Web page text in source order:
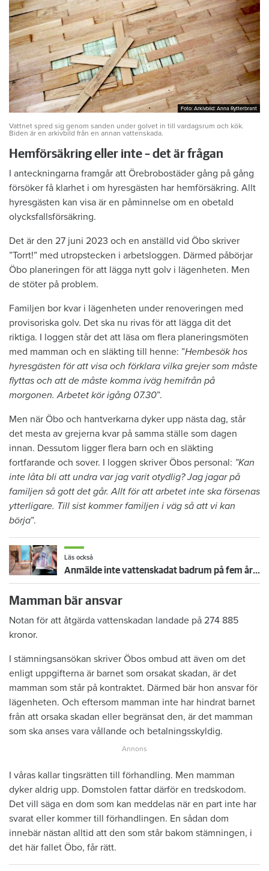
Foto: Arkivbild: Anna Rytterbrant
Foto: Arkivbild: Anna Rytterbrant
Vattnet spred sig genom sanden under golvet in till vardagsrum och kök.
Biden är en arkivbild från en annan vattenskada.
Hemförsäkring eller inte – det är frågan
I anteckningarna framgår att Örebrobostäder gång på gång
försöker få klarhet i om hyresgästen har hemförsäkring. Allt
hyresgästen kan visa är en påminnelse om en obetald
olycksfallsförsäkring.
Det är den 27 juni 2023 och en anställd vid Öbo skriver
”Torrt!” med utropstecken i arbetsloggen. Därmed påbörjar
Öbo planeringen för att lägga nytt golv i lägenheten. Men
de stöter på problem.
Familjen bor kvar i lägenheten under renoveringen med
provisoriska golv. Det ska nu rivas för att lägga dit det
riktiga. I loggen står det att läsa om flera planeringsmöten
med mamman och en släkting till henne: ”Hembesök hos
hyresgästen för att visa och förklara vilka grejer som måste
flyttas och att de måste komma iväg hemifrån på
morgonen. Arbetet kör igång 07.30”.
Men när Öbo och hantverkarna dyker upp nästa dag, står
det mesta av grejerna kvar på samma ställe som dagen
innan. Dessutom ligger flera barn och en släkting
fortfarande och sover. I loggen skriver Öbos personal: ”Kan
inte låta bli att undra var jag varit otydlig? Jag jagar på
familjen så gott det går. Allt för att arbetet inte ska försenas
ytterligare. Till sist kommer familjen i väg så att vi kan
börja”.
Läs också
Anmälde inte vattenskadat badrum på fem år – krävs på 125 000 kronor
Mamman bär ansvar
Notan för att åtgärda vattenskadan landade på 274 885
kronor.
I stämningsansökan skriver Öbos ombud att även om det
enligt uppgifterna är barnet som orsakat skadan, är det
mamman som står på kontraktet. Därmed bär hon ansvar för
lägenheten. Och eftersom mamman inte har hindrat barnet
från att orsaka skadan eller begränsat den, är det mamman
som ska anses vara vållande och betalningsskyldig.
I våras kallar tingsrätten till förhandling. Men mamman
dyker aldrig upp. Domstolen fattar därför en tredskodom.
Det vill säga en dom som kan meddelas när en part inte har
svarat eller kommer till förhandlingen. En sådan dom
innebär nästan alltid att den som står bakom stämningen, i
det här fallet Öbo, får rätt.